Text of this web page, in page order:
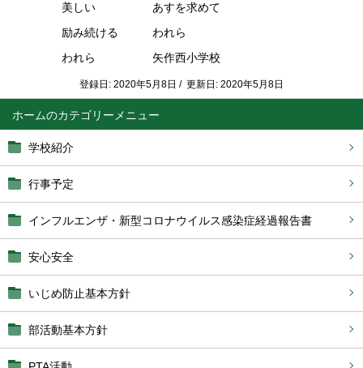
ホーム
学校紹介
行事予定
インフルエンザ・新型コロナウイルス感染症経過報告書
安心安全
いじめ防止基本方針
部活動基本方針
美しい あすを求めて
励み続ける われら
われら 矢作西小学校
登録日: 2020年5月8日 / 更新日: 2020年5月8日